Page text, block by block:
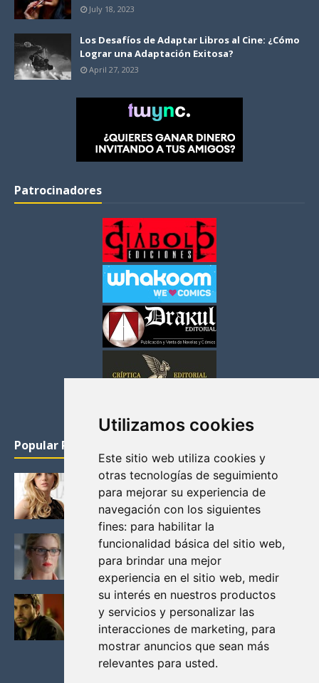
Utilizamos cookies
Este sitio web utiliza cookies y
otras tecnologías de seguimiento
para mejorar su experiencia de
navegación con los siguientes
fines: para habilitar la
funcionalidad básica del sitio web,
para brindar una mejor
experiencia en el sitio web, medir
su interés en nuestros productos
y servicios y personalizar las
interacciones de marketing, para
mostrar anuncios que sean más
relevantes para usted.
July 18, 2023
Los Desafíos de Adaptar Libros al Cine: ¿Cómo
Lograr una Adaptación Exitosa?
April 27, 2023
Patrocinadores
Popular Posts
KATHERYN WINNICK: LA ACTRIZ MAS GUAPA DE
VIKINGOS
Junio 14, 2013
FELICITY (EMILY BETT RICKARDS), LAS FOTOS
MAS BONITAS DE LA ALIADA DE ARROW
Noviembre 30, 2013
BLACK MIRROR: TODA TU HISTORIA. EPISODIO 3.
LA CRITICA
Mayo 17, 2012